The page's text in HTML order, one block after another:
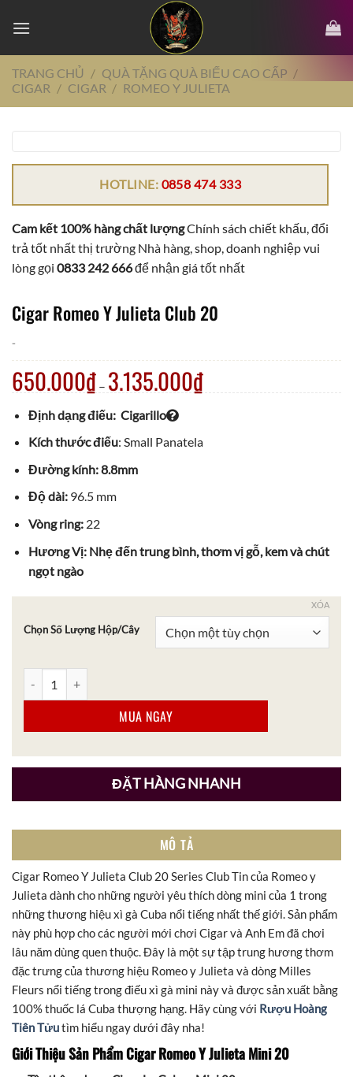
đến
dungTRANG CHỦ / QUÀ TẶNG QUÀ BIẾU CAO CẤP /
CIGAR / CIGAR / ROMEO Y JULIETA
HOTLINE: 0858 474 333
Cam kết 100% hàng chất lượngChính sách chiết khấu, đổi
trả tốt nhất thị trường Nhà hàng, shop, doanh nghiệp vui
lòng gọi 0833 242 666để nhận giá tốt nhất
Cigar Romeo Y Julieta Club 20
-
650.000₫ – 3.135.000₫
Định dạng điếu: Cigarillo
Kích thước điếu: Small Panatela
Đường kính: 8.8mm
Độ dài:96.5 mm
Vòng ring:22
Hương Vị: Nhẹ đến trung bình, thơm vị gỗ, kem và chút
ngọt ngào
Chọn Số Lượng Hộp/Cây
XÓA
MUA NGAY
ĐẶT HÀNG NHANH
MÔ TẢ
Cigar Romeo Y Julieta Club 20 Series Club Tin của Romeo y
Julieta dành cho những người yêu thích dòng mini của 1 trong
những thương hiệu xì gà Cuba nổi tiếng nhất thế giới. Sản phẩm
này phù hợp cho các người mới chơi Cigar và Anh Em đã chơi
lâu năm dùng quen thuộc. Đây là một sự tập trung hương thơm
đặc trưng của thương hiệu Romeo y Julieta và dòng Milles
Fleurs nổi tiếng trong điếu xì gà mini này và được sản xuất bằng
100% thuốc lá Cuba thượng hạng. Hãy cùng với Rượu Hoàng
Tiên Tửutìm hiểu ngay dưới đây nha!
Giới Thiệu Sản Phẩm Cigar Romeo Y Julieta Mini 20